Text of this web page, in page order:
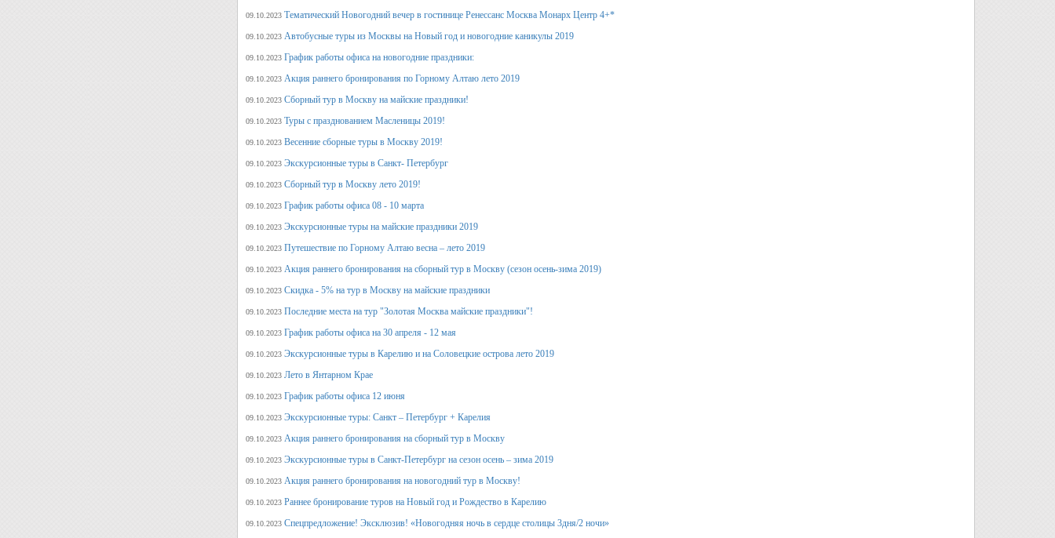
09.10.2023 Тематический Новогодний вечер в гостинице Ренессанс Москва Монарх Центр 4+*
09.10.2023 Автобусные туры из Москвы на Новый год и новогодние каникулы 2019
09.10.2023 График работы офиса на новогодние праздники:
09.10.2023 Акция раннего бронирования по Горному Алтаю лето 2019
09.10.2023 Сборный тур в Москву на майские праздники!
09.10.2023 Туры с празднованием Масленицы 2019!
09.10.2023 Весенние сборные туры в Москву 2019!
09.10.2023 Экскурсионные туры в Санкт- Петербург
09.10.2023 Сборный тур в Москву лето 2019!
09.10.2023 График работы офиса 08 - 10 марта
09.10.2023 Экскурсионные туры на майские праздники 2019
09.10.2023 Путешествие по Горному Алтаю весна – лето 2019
09.10.2023 Акция раннего бронирования на сборный тур в Москву (сезон осень-зима 2019)
09.10.2023 Скидка - 5% на тур в Москву на майские праздники
09.10.2023 Последние места на тур "Золотая Москва майские праздники"!
09.10.2023 График работы офиса на 30 апреля - 12 мая
09.10.2023 Экскурсионные туры в Карелию и на Соловецкие острова лето 2019
09.10.2023 Лето в Янтарном Крае
09.10.2023 График работы офиса 12 июня
09.10.2023 Экскурсионные туры: Санкт – Петербург + Карелия
09.10.2023 Акция раннего бронирования на сборный тур в Москву
09.10.2023 Экскурсионные туры в Санкт-Петербург на сезон осень – зима 2019
09.10.2023 Акция раннего бронирования на новогодний тур в Москву!
09.10.2023 Раннее бронирование туров на Новый год и Рождество в Карелию
09.10.2023 Спецпредложение! Эксклюзив! «Новогодняя ночь в сердце столицы 3дня/2 ночи»